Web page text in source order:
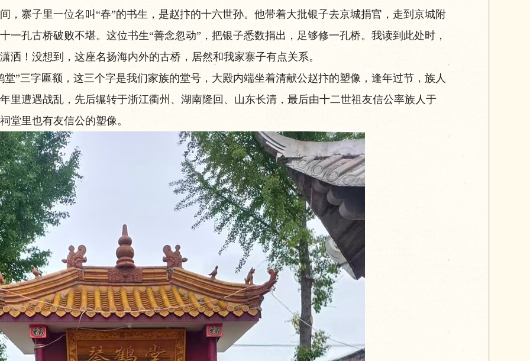
，寨子里一位名叫“春”的书生，是赵抃的十六世孙。他带着大批银子去京城捐官，走到京城附
一孔古桥破败不堪。这位书生“善念忽动”，把银子悉数捐出，足够修一孔桥。我读到此处时，
洒！没想到，这座名扬海内外的古桥，居然和我家寨子有点关系。
三字匾额，这三个字是我们家族的堂号，大殿内端坐着清献公赵抃的塑像，逢年过节，族人
里遭遇战乱，先后辗转于浙江衢州、湖南隆回、山东长清，最后由十二世祖友信公率族人于
堂里也有友信公的塑像。